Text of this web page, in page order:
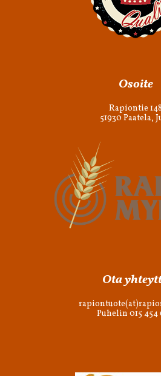
Osoite
Rapiontie 148
51930 Paatela,
Ota
Puhelin 015 454